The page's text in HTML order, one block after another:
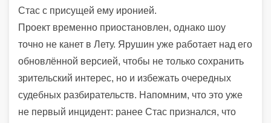
Стас с присущей ему иронией.
Проект временно приостановлен, однако шоу
точно не канет в Лету. Ярушин уже работает над его
обновлённой версией, чтобы не только сохранить
зрительский интерес, но и избежать очередных
судебных разбирательств. Напомним, что это уже
не первый инцидент: ранее Стас признался, что